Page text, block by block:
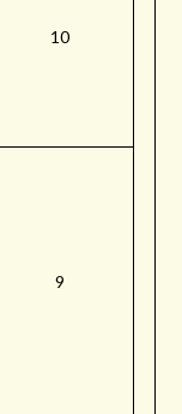
10
9